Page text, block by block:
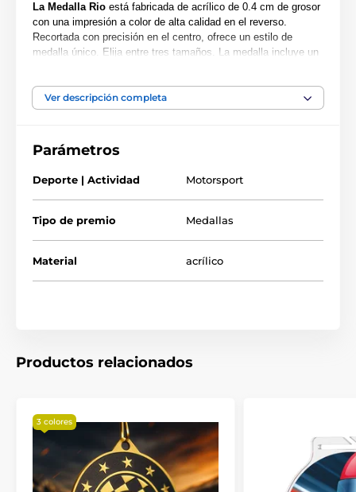
La Medalla Rio está fabricada de acrílico de 0.4 cm de grosor
con una impresión a color de alta calidad en el reverso.
Recortada con precisión en el centro, ofrece un estilo de
medalla único. Elija entre tres tamaños. La medalla incluye un
Tenga en cuenta que todas nuestras medallas de acrílico se
entregan con una película protectora que se puede retirar
Ver descripción completa
Parámetros
Deporte | Actividad Motorsport
Tipo de premio Medallas
Material acrílico
Productos relacionados
3 colores